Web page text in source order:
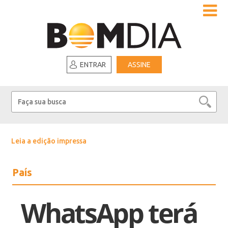
ENTRAR ASSINE
Leia a edição impressa
País
WhatsApp terá